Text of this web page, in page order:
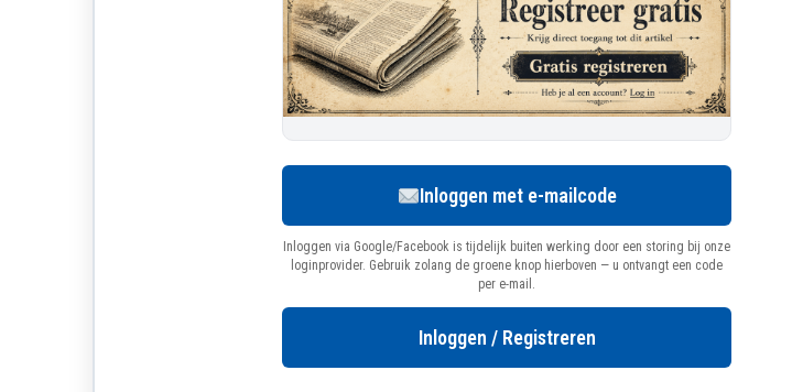
Inloggen met e-mailcode
Inloggen via Google/Facebook is tijdelijk buiten werking door een storing bij onze
loginprovider. Gebruik zolang de groene knop hierboven — u ontvangt een code
per e-mail.
Inloggen / Registreren